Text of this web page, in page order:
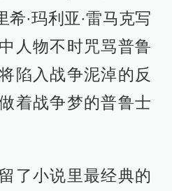
催促新兵蛋子慷慨
罗发现希摩尔斯托
躲在战壕里。
影在这种细节上的
德美不同视角，好
国鬼子是一体的，